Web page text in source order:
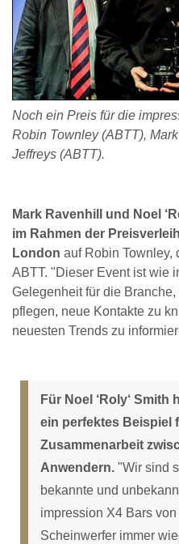
Noch ein Preis für die
Robin Townley (ABTT),
Jeffreys (ABTT).
Mark Ravenhill und Noel
im Rahmen der
London auf Robin Townley,
ABTT. "Dieser Event ist wie
Gelegenheit für die
pflegen, neue Kontakte zu
neuesten Trends zu
Für Noel ‘Roly‘
ein perfektes Beispiel
Zusammenarbeit
Anwendern. "Wir sind
bekannte und
impression X4 Bars
Scheinwerfer immer